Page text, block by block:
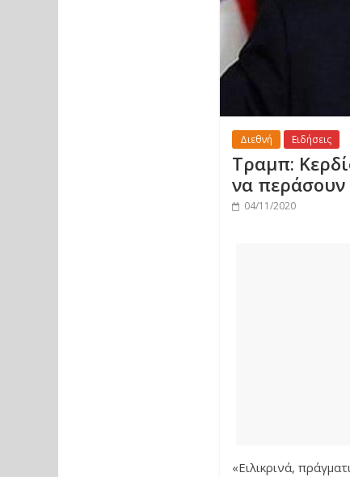
Διεθνή Ειδήσεις
Τραμπ:
να περάσουν
04/11/2020
«Ειλικρινά,